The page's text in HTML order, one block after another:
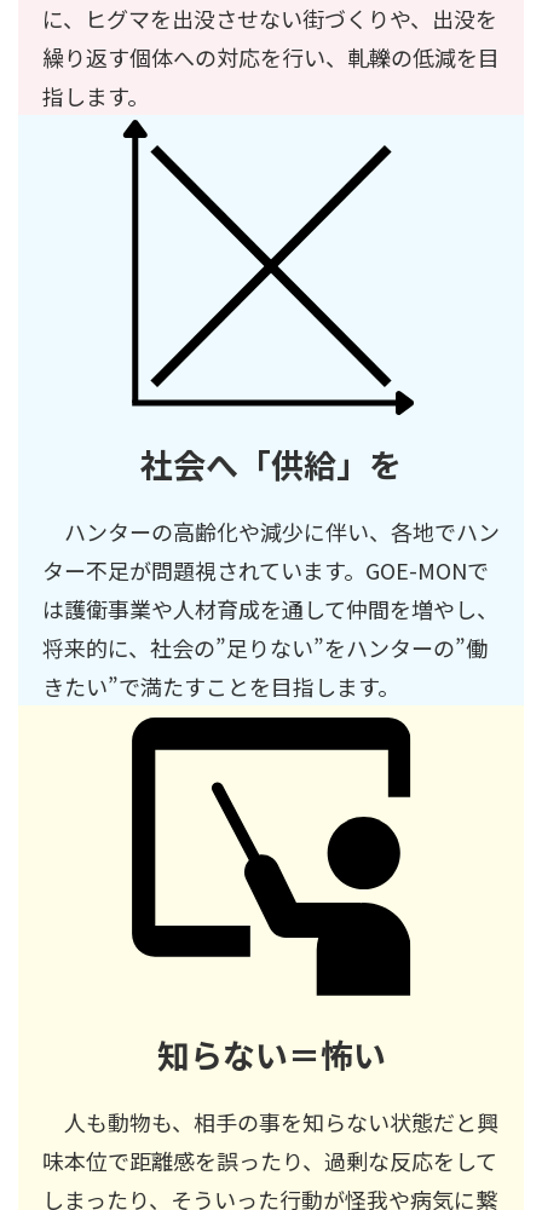
に、ヒグマを出没させない街づくりや、出没を
繰り返す個体への対応を行い、軋轢の低減を目
指します。
社会へ「供給」を
ハンターの高齢化や減少に伴い、各地でハン
ター不足が問題視されています。GOE-MONで
は護衛事業や人材育成を通して仲間を増やし、
将来的に、社会の”足りない”をハンターの”働
きたい”で満たすことを目指します。
知らない＝怖い
人も動物も、相手の事を知らない状態だと興
味本位で距離感を誤ったり、過剰な反応をして
しまったり、そういった行動が怪我や病気に繋